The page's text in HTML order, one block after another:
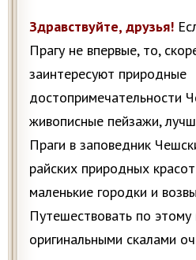
Здравствуйте, друзья!
Прагу не впервые, то,
заинтересуют природные
достопримечательности
живописные пейзажи,
Праги в заповедник
райских природных
маленькие городки и
Путешествовать по этому
оригинальными скалами